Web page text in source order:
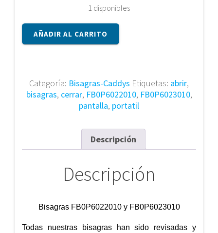
1 disponibles
Bisagras
FB0P6022010
AÑADIR AL CARRITO
Categoría: Bisagras-Caddys Etiquetas: abrir,
bisagras, cerrar, FB0P6022010, FB0P6023010,
pantalla, portatil
Descripción
Descripción
Bisagras FB0P6022010 y FB0P6023010
Todas nuestras bisagras han sido revisadas y